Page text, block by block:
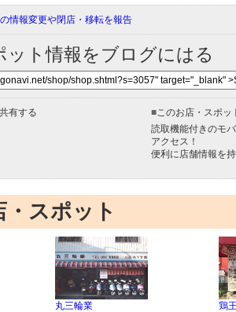
情報変更や閉店・移転を報告
ット情報をブログにはる
有する ■このお店・スポッ
読取機能付きのモ
アクセス！
便利に店舗情報を
スポット
丸三輪業
鶏